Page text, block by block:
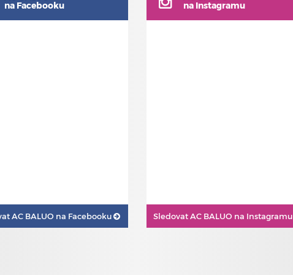
na Facebooku
AC BALUO na Facebooku
na Instagramu
SledovatAC BALUO na Instagramu